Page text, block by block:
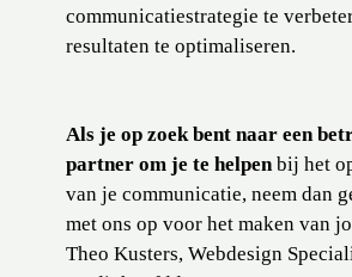
communicatiestrategie te
resultaten te optimaliseren.
Als je op zoek bent naar een
partner om je te helpenbij het
van je communicatie, neem dan
met ons op voor het maken van
Theo Kusters, Webdesign